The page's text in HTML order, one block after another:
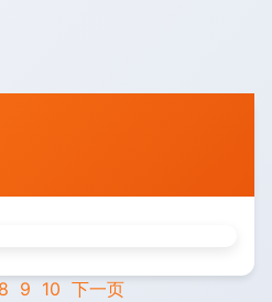
8 9 10 下一页